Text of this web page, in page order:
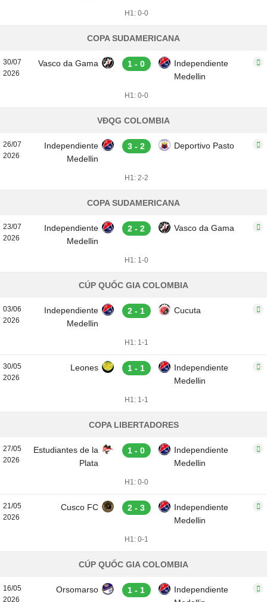
H1: 0-0
COPA SUDAMERICANA
30/07
2026
Vasco da Gama 1 - 0
Independiente
Medellin
H1: 0-0
VĐQG COLOMBIA
26/07
2026
Independiente
Medellin
3 - 2 Deportivo Pasto
H1: 2-2
COPA SUDAMERICANA
23/07
2026
Independiente
Medellin
2 - 2 Vasco da Gama
H1: 1-0
CÚP QUỐC GIA COLOMBIA
03/06
2026
Independiente
Medellin
2 - 1 Cucuta
H1: 1-1
30/05
2026
Leones 1 - 1
Independiente
Medellin
H1: 1-1
COPA LIBERTADORES
27/05
2026
Estudiantes de la
Plata
1 - 0
Independiente
Medellin
H1: 0-0
21/05
2026
Cusco FC 2 - 3
Independiente
Medellin
H1: 0-1
CÚP QUỐC GIA COLOMBIA
16/05
2026
Orsomarso 1 - 1
Independiente